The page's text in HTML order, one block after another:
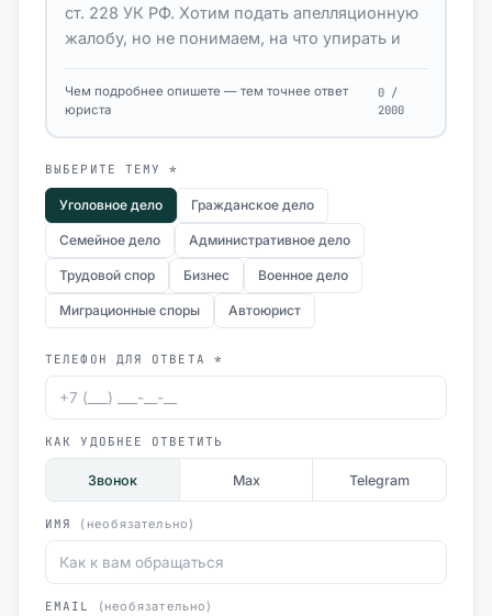
Чем подробнее опишете — тем точнее ответ
юриста
0 /
2000
ВЫБЕРИТЕ ТЕМУ *
Уголовное дело Гражданское дело
Семейное дело Административное дело
Трудовой спор Бизнес Военное дело
Миграционные споры Автоюрист
ТЕЛЕФОН ДЛЯ ОТВЕТА *
КАК УДОБНЕЕ ОТВЕТИТЬ
Звонок Max Telegram
ИМЯ (необязательно)
EMAIL (необязательно)